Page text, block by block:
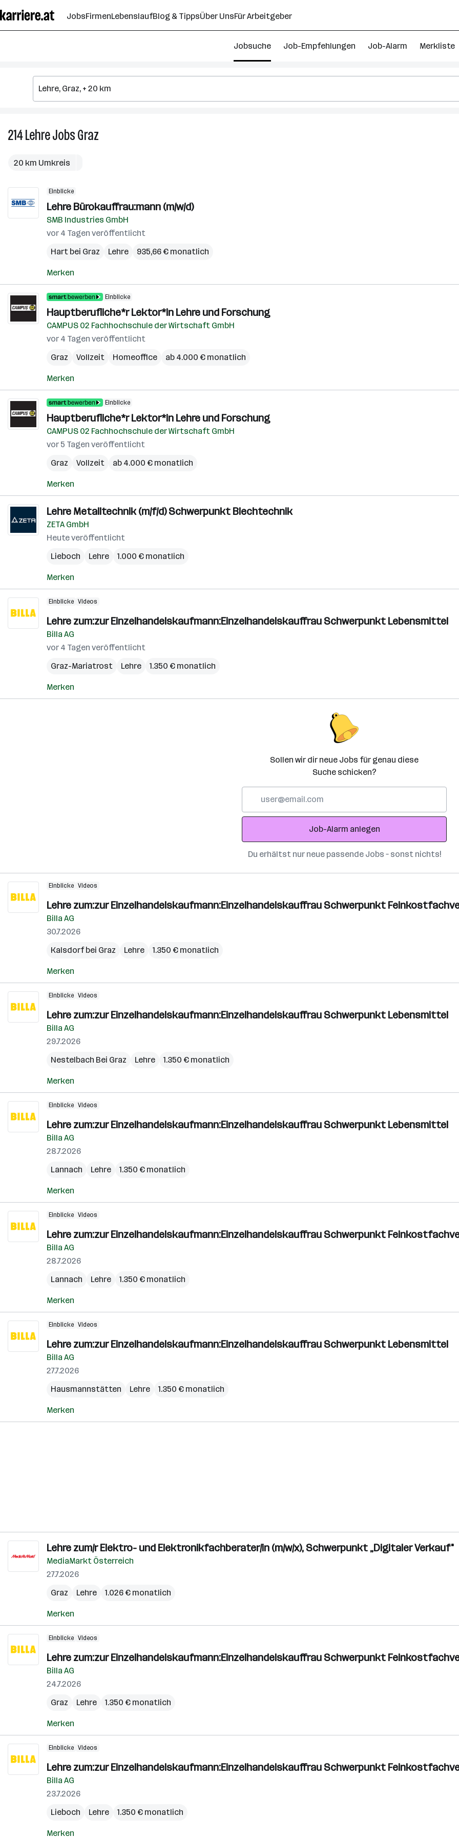
Seiteninhalt
springen
JobsFirmenLebenslaufBlog & TippsÜber UnsFür Arbeitgeber
Jobsuche Job-Empfehlungen Job-Alarm Merkliste
214LehreJobsGraz
20 km Umkreis
Einblicke
Lehre Bürokauffrau:mann (m/w/d)
SMB Industries GmbH
vor 4 Tagen veröffentlicht
Hart bei Graz
Lehre 935,66 € monatlich
Merken
Einblicke
Hauptberufliche*r Lektor*in Lehre und Forschung
CAMPUS 02 Fachhochschule der Wirtschaft GmbH
vor 4 Tagen veröffentlicht
Graz
Vollzeit Homeoffice ab 4.000 € monatlich
Merken
Einblicke
Hauptberufliche*r Lektor*in Lehre und Forschung
CAMPUS 02 Fachhochschule der Wirtschaft GmbH
vor 5 Tagen veröffentlicht
Graz
Vollzeit ab 4.000 € monatlich
Merken
Lehre Metalltechnik (m/f/d) Schwerpunkt Blechtechnik
ZETA GmbH
Heute veröffentlicht
Lieboch
Lehre 1.000 € monatlich
Merken
Einblicke Videos
Lehre zum:zur Einzelhandelskaufmann:Einzelhandelskauffrau Schwerpunkt Lebensmittel
Billa AG
vor 4 Tagen veröffentlicht
Graz-Mariatrost
Lehre 1.350 € monatlich
Merken
Sollen wir dir neue Jobs für genau diese
Suche schicken?
Adresse
Job-Alarm anlegen
Du erhältst nur neue passende Jobs – sonst nichts!
Einblicke Videos
Lehre zum:zur Einzelhandelskaufmann:Einzelhandelskauffrau Schwerpunkt
Billa AG
30.7.2026
Kalsdorf bei Graz
Lehre 1.350 € monatlich
Merken
Einblicke Videos
Lehre zum:zur Einzelhandelskaufmann:Einzelhandelskauffrau Schwerpunkt Lebensmittel
Billa AG
29.7.2026
Nestelbach Bei Graz
Lehre 1.350 € monatlich
Merken
Einblicke Videos
Lehre zum:zur Einzelhandelskaufmann:Einzelhandelskauffrau Schwerpunkt Lebensmittel
Billa AG
28.7.2026
Lannach
Lehre 1.350 € monatlich
Merken
Einblicke Videos
Lehre zum:zur Einzelhandelskaufmann:Einzelhandelskauffrau Schwerpunkt
Billa AG
28.7.2026
Lannach
Lehre 1.350 € monatlich
Merken
Einblicke Videos
Lehre zum:zur Einzelhandelskaufmann:Einzelhandelskauffrau Schwerpunkt Lebensmittel
Billa AG
27.7.2026
Hausmannstätten
Lehre 1.350 € monatlich
Merken
Lehre zum/r Elektro- und Elektronikfachberater/in (m/w/x), Schwerpunkt „Digitaler Verkauf"
MediaMarkt Österreich
27.7.2026
Graz
Lehre 1.026 € monatlich
Merken
Einblicke Videos
Lehre zum:zur Einzelhandelskaufmann:Einzelhandelskauffrau Schwerpunkt
Billa AG
24.7.2026
Graz
Lehre 1.350 € monatlich
Merken
Einblicke Videos
Lehre zum:zur Einzelhandelskaufmann:Einzelhandelskauffrau Schwerpunkt
Billa AG
23.7.2026
Lieboch
Lehre 1.350 € monatlich
Merken